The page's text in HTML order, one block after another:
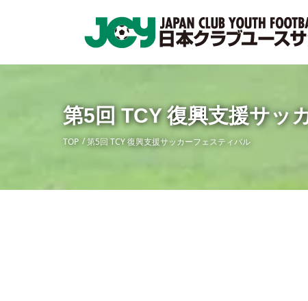
第5回 TCY 復興支援サッ
TOP 第5回 TCY 復興支援サッカーフェスティバル